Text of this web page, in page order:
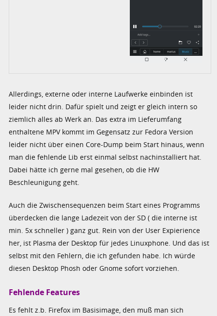
Allerdings, externe oder interne Laufwerke einbinden ist
leider nicht drin. Dafür spielt und zeigt er gleich intern so
ziemlich alles ab Werk an. Das extra im Lieferumfang
enthaltene MPV kommt im Gegensatz zur Fedora Version
leider nicht über einen Core-Dump beim Start hinaus, wenn
man die fehlende Lib erst einmal selbst nachinstalliert hat.
Dabei hätte ich gerne mal gesehen, ob die HW
Beschleunigung geht.
Auch die Zwischensequenzen beim Start eines Programms
überdecken die lange Ladezeit von der SD ( die interne ist
min. 5x schneller ) ganz gut. Rein von der User Expierience
her, ist Plasma der Desktop für jedes Linuxphone. Und das ist
selbst mit den Fehlern, die ich gefunden habe. Ich würde
diesen Desktop Phosh oder Gnome sofort vorziehen.
Fehlende Features
Es fehlt z.b. Firefox im Basisimage, den muß man sich